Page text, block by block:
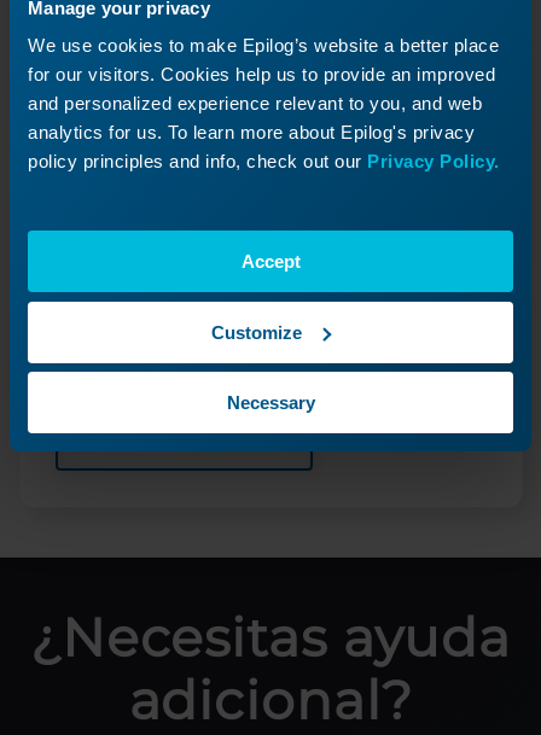
Manage your privacy
We use cookies to make Epilog’s website a better place
for our visitors. Cookies help us to provide an improved
and personalized experience relevant to you, and web
analytics for us. To learn more about Epilog's privacy
policy principles and info, check out our Privacy Policy.
Accept
Customize
Necessary
Sustitución del láser - Legend
Este artículo explica cómo sustituir el tubo CO2 en
Lección anterior
¿Necesitas ayuda
adicional?